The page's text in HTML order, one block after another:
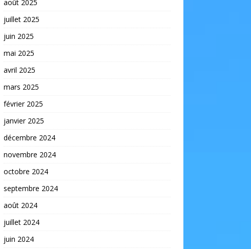
août 2025
juillet 2025
juin 2025
mai 2025
avril 2025
mars 2025
février 2025
janvier 2025
décembre 2024
novembre 2024
octobre 2024
septembre 2024
août 2024
juillet 2024
juin 2024